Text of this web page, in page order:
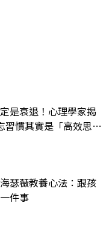
是衰退！心理學家揭
習慣其實是「高效思
瑟薇教養心法：跟孩
件事